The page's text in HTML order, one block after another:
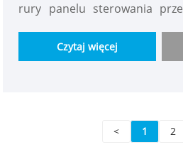
rury panelu sterowania
jest transportowany do
rurociąg niskiego ciśnienia,
tlenu przez odpowiedni
Czytaj więcej
< 1 2